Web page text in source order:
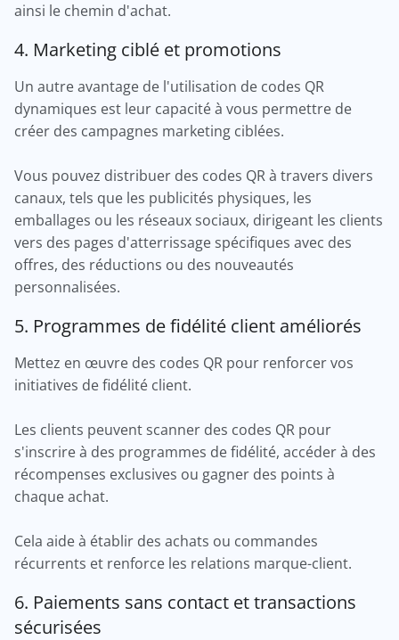
ainsi le chemin d'achat.
4. Marketing ciblé et promotions
Un autre avantage de l'utilisation de codes QR
dynamiques est leur capacité à vous permettre de
créer des campagnes marketing ciblées.
Vous pouvez distribuer des codes QR à travers divers
canaux, tels que les publicités physiques, les
emballages ou les réseaux sociaux, dirigeant les clients
vers des pages d'atterrissage spécifiques avec des
offres, des réductions ou des nouveautés
personnalisées.
5. Programmes de fidélité client améliorés
Mettez en œuvre des codes QR pour renforcer vos
initiatives de fidélité client.
Les clients peuvent scanner des codes QR pour
s'inscrire à des programmes de fidélité, accéder à des
récompenses exclusives ou gagner des points à
chaque achat.
Cela aide à établir des achats ou commandes
récurrents et renforce les relations marque-client.
6. Paiements sans contact et transactions
sécurisées